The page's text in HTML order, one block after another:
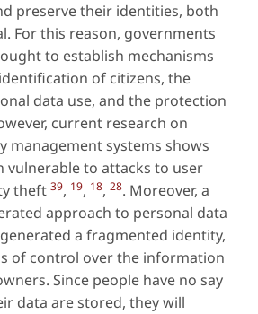
preserve their identities, both
For this reason, governments
to establish mechanisms
of citizens, the
data use, and the protection
current research on
management systems shows
vulnerable to attacks to user
theft 39, 19, 18, 28. Moreover, a
approach to personal data
a fragmented identity,
of control over the information
Since people have no say
data are stored, they will